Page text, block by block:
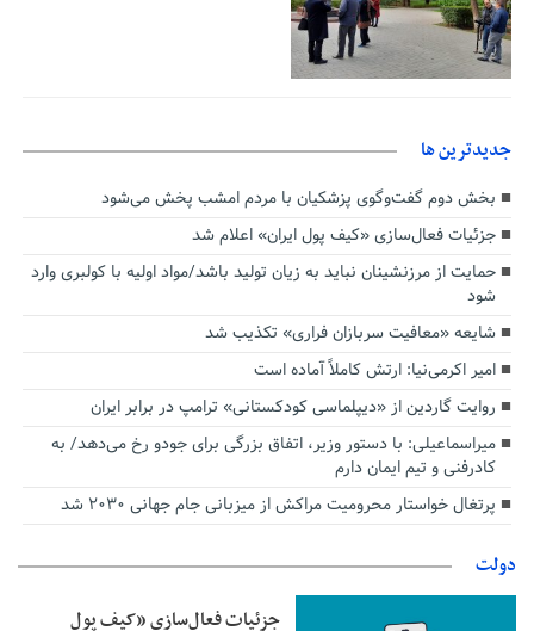
جديدترين ها
بخش دوم گفت‌وگوی پزشکیان با مردم امشب پخش می‌شود
جزئیات فعال‌سازی «کیف پول ایران» اعلام شد
حمایت از مرزنشینان نباید به زیان تولید باشد/مواد اولیه با کولبری وارد
شود
شایعه «معافیت سربازان فراری» تکذیب شد
امیر اکرمی‌نیا: ارتش کاملاً آماده است
روایت گاردین از «دیپلماسی کودکستانی» ترامپ در برابر ایران
میراسماعیلی: با دستور وزیر، اتفاق بزرگی برای جودو رخ می‌دهد/ به
کادرفنی و تیم ایمان دارم
پرتغال خواستار محرومیت مراکش از میزبانی جام جهانی ۲۰۳۰ شد
دولت
جزئیات فعال‌سازی «کیف پول